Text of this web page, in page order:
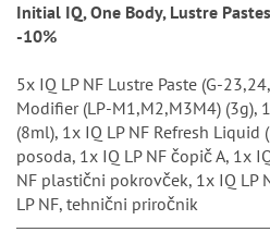
Initial IQ, One Body, Lustre
-10%
5x IQ LP NF Lustre Paste (G-
Modifier (LP-M1,M2,M3M4) (3g),
(8ml), 1x IQ LP NF Refresh Liquid
posoda, 1x IQ LP NF čopič A, 1x
NF plastični pokrovček, 1x IQ LP
LP NF, tehnični priročnik